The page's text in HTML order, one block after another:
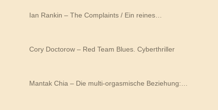
Ian Rankin – The Complaints / Ein reines…
Cory Doctorow – Red Team Blues. Cyberthriller
Mantak Chia – Die multi-orgasmische Beziehung:…